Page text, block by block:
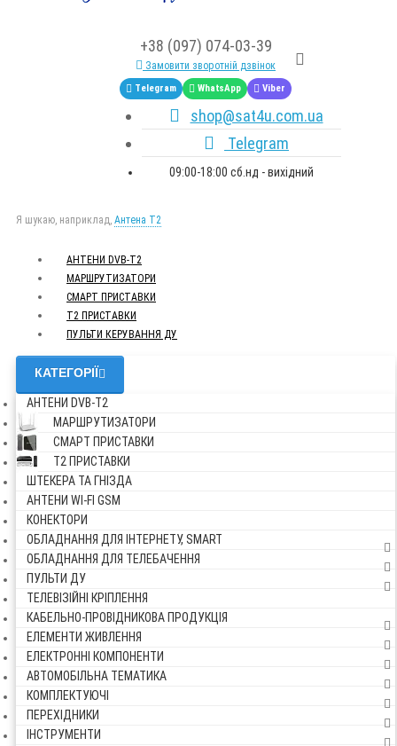
+38 (097) 074-03-39
Замовити зворотній дзвінок
Telegram WhatsApp Viber
shop@sat4u.com.ua
Telegram
09:00-18:00 сб.нд - вихідний
Я шукаю, наприклад, Антена Т2
АНТЕНИ DVB-Т2
МАРШРУТИЗАТОРИ
СМАРТ ПРИСТАВКИ
Т2 ПРИСТАВКИ
ПУЛЬТИ КЕРУВАННЯ ДУ
КАТЕГОРІЇ
АНТЕНИ DVB-Т2
МАРШРУТИЗАТОРИ
СМАРТ ПРИСТАВКИ
Т2 ПРИСТАВКИ
ШТЕКЕРА ТА ГНІЗДА
АНТЕНИ WI-FI GSM
КОНЕКТОРИ
ОБЛАДНАННЯ ДЛЯ ІНТЕРНЕТУ, SMART
ОБЛАДНАННЯ ДЛЯ ТЕЛЕБАЧЕННЯ
ПУЛЬТИ ДУ
ТЕЛЕВІЗІЙНІ КРІПЛЕННЯ
КАБЕЛЬНО-ПРОВІДНИКОВА ПРОДУКЦІЯ
ЕЛЕМЕНТИ ЖИВЛЕННЯ
ЕЛЕКТРОННІ КОМПОНЕНТИ
АВТОМОБІЛЬНА ТЕМАТИКА
КОМПЛЕКТУЮЧІ
ПЕРЕХІДНИКИ
ІНСТРУМЕНТИ